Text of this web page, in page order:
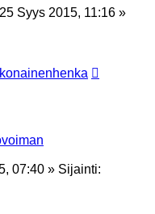
25 Syys 2015, 11:16 »
07:40 » Sijainti: